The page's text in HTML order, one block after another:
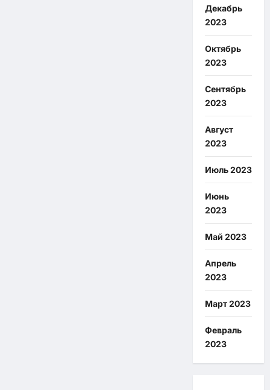
Декабрь
2023
Октябрь
2023
Сентябрь
2023
Август
2023
Июль 2023
Июнь
2023
Май 2023
Апрель
2023
Март 2023
Февраль
2023